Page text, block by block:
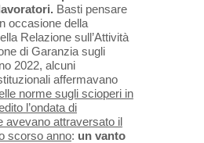
Basti pensare
occasione della
Relazione sull’Attività
di Garanzia sugli
2022, alcuni
affermavano
norme sugli scioperi in
l’ondata di
avevano attraversato il
scorso anno: un vanto